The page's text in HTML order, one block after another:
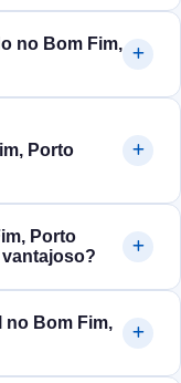
no Bom Fim,
Porto
Porto
vantajoso?
no Bom Fim,